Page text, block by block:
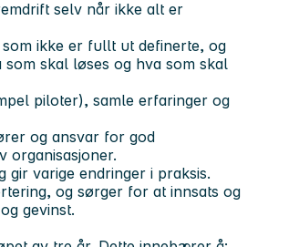
selv når ikke alt er
ikke er fullt ut definerte, og
skal løses og hva som skal
piloter), samle erfaringer og
og ansvar for god
organisasjoner.
varige endringer i praksis.
og sørger for at innsats og
gevinst.